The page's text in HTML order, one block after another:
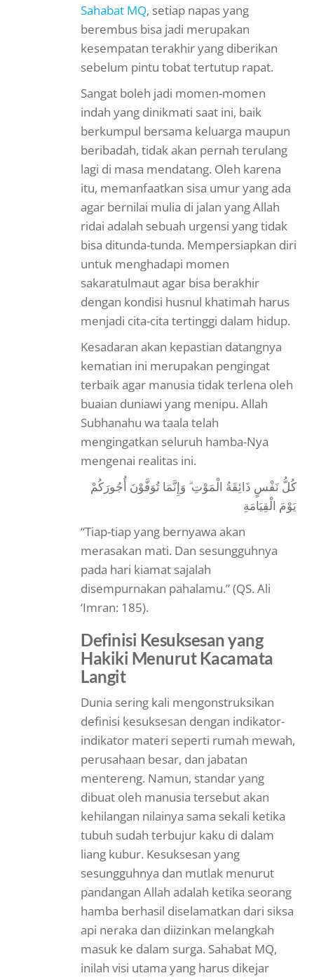
Sahabat MQ, setiap napas yang
berembus bisa jadi merupakan
kesempatan terakhir yang diberikan
sebelum pintu tobat tertutup rapat.
Sangat boleh jadi momen-momen
indah yang dinikmati saat ini, baik
berkumpul bersama keluarga maupun
beribadah, tidak akan pernah terulang
lagi di masa mendatang. Oleh karena
itu, memanfaatkan sisa umur yang ada
agar bernilai mulia di jalan yang Allah
ridai adalah sebuah urgensi yang tidak
bisa ditunda-tunda. Mempersiapkan diri
untuk menghadapi momen
sakaratulmaut agar bisa berakhir
dengan kondisi husnul khatimah harus
menjadi cita-cita tertinggi dalam hidup.
Kesadaran akan kepastian datangnya
kematian ini merupakan pengingat
terbaik agar manusia tidak terlena oleh
buaian duniawi yang menipu. Allah
Subhanahu wa taala telah
mengingatkan seluruh hamba-Nya
mengenai realitas ini.
كُلُّ نَفْسٍ ذَائِقَةُ الْمَوْتِ ۗ وَإِنَّمَا تُوَفَّوْنَ أُجُورَكُمْ
يَوْمَ الْقِيَامَةِ
“Tiap-tiap yang bernyawa akan
merasakan mati. Dan sesungguhnya
pada hari kiamat sajalah
disempurnakan pahalamu.” (QS. Ali
‘Imran: 185).
Definisi Kesuksesan yang
Hakiki Menurut Kacamata
Langit
Dunia sering kali mengonstruksikan
definisi kesuksesan dengan indikator-
indikator materi seperti rumah mewah,
perusahaan besar, dan jabatan
mentereng. Namun, standar yang
dibuat oleh manusia tersebut akan
kehilangan nilainya sama sekali ketika
tubuh sudah terbujur kaku di dalam
liang kubur. Kesuksesan yang
sesungguhnya dan mutlak menurut
pandangan Allah adalah ketika seorang
hamba berhasil diselamatkan dari siksa
api neraka dan diizinkan melangkah
masuk ke dalam surga. Sahabat MQ,
inilah visi utama yang harus dikejar